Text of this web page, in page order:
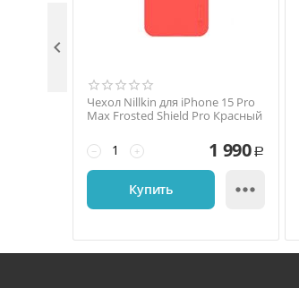
Чехол Nillkin для iPhone 15 Pro
Max Frosted Shield Pro Красный
+
− 1 990 Р
Купить 
